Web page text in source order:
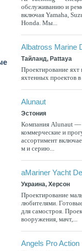
обслуживанию и
включая Yamaha,
Honda. Мы...
Albatross Marine
Тайланд, Pattaya
Проектирование
яхтенных проектов
Alunaut
Эстония
Компания Alunaut —
коммерческие и
ассортимент
м и серию...
aMariner Yacht
Украина, Херсон
Проектирование
любителями.
для самостроя.
вооружения, мачт,...
Angels Pro Action